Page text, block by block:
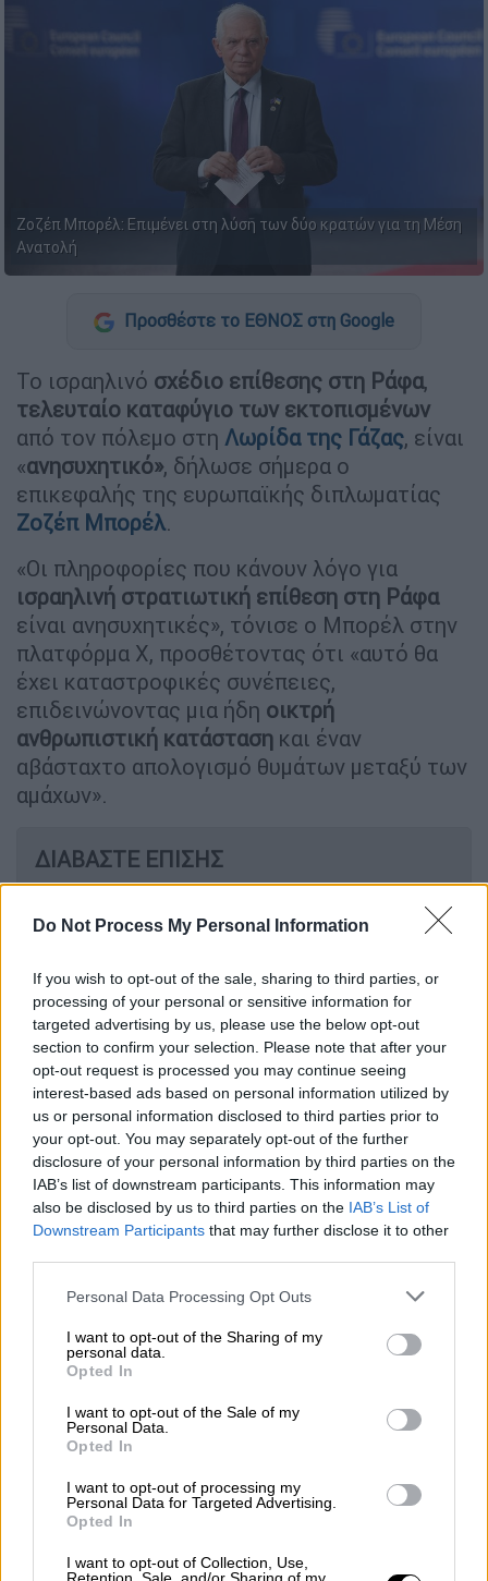
Do Not Process My Personal Information
If you wish to opt-out of the sale, sharing to third parties, or
processing of your personal or sensitive information for
targeted advertising by us, please use the below opt-out
section to confirm your selection. Please note that after your
opt-out request is processed you may continue seeing
interest-based ads based on personal information utilized by
us or personal information disclosed to third parties prior to
your opt-out. You may separately opt-out of the further
disclosure of your personal information by third parties on the
IAB’s list of downstream participants. This information may
also be disclosed by us to third parties on the IAB’s List of
Downstream Participants that may further disclose it to other
Please note that this website/app uses one or more Google
not limited to your visit or usage behaviour. You may click to
grant or deny consent to Google and its third-party tags to
use your data for below specified purposes in below Google
consent section.
Personal Data Processing Opt Outs
I want to opt-out of the Sharing of my
personal data.
Opted In
I want to opt-out of the Sale of my
Personal Data.
Opted In
I want to opt-out of processing my
Personal Data for Targeted Advertising.
Opted In
I want to opt-out of Collection, Use,
Ζοζέπ Μπορέλ: Επιμένει στη λύση των δύο κρατών για τη Μέση
Ανατολή
Προσθέστε το ΕΘΝΟΣ στη Google
Το ισραηλινό σχέδιο επίθεσης στη Ράφα,
τελευταίο καταφύγιο των εκτοπισμένων
από τον πόλεμο στη Λωρίδα της Γάζας, είναι
«ανησυχητικό», δήλωσε σήμερα ο
επικεφαλής της ευρωπαϊκής διπλωματίας
Ζοζέπ Μπορέλ.
«Οι πληροφορίες που κάνουν λόγο για
ισραηλινή στρατιωτική επίθεση στη Ράφα
είναι ανησυχητικές», τόνισε ο Μπορέλ στην
πλατφόρμα X, προσθέτοντας ότι «αυτό θα
έχει καταστροφικές συνέπειες,
επιδεινώνοντας μια ήδη οικτρή
ανθρωπιστική κατάσταση και έναν
αβάσταχτο απολογισμό θυμάτων μεταξύ των
αμάχων».
ΔΙΑΒΑΣΤΕ ΕΠΙΣΗΣ
Γάζα: Εντολή Νετανιάχου στον
κίνδυνο 1,3 εκατομ. Παλαιστίνιοι
Ο πρωθυπουργός του Ισραήλ απέρριψετην
Τετάρτη τοσχέδιο εκεχειρίαςπου πρότεινε
Χαμάς, υποστηρίζοντας πως η
συνθηκολόγηση με τους όρους του
παλαιστινιακού ισλαμιστικού κινήματος θα
οδηγούσε σε «νέα σφαγή» ανάλογη με εκείνη
της 7ης Οκτωβρίου. Παράλληλα οΜπενιαμίν
Νετανιάχουείπε ότι έδωσε εντολή στη
στρατιωτική ηγεσία
να «προετοιμάσει»
επιχείρηση στη Ράφα
, τη νοτιότερη πόλη της
Λωρίδας της Γάζας, εκτιμώντας ότι η τελική
νίκη επί της Χαμάς είναι «θέμα μηνών».
«Θέμα μηνών μια νέα σφαγή»
«Οι ηρωϊκοί στρατιώτες μας πολεμούν αυτήν
τη στιγμή στη Χαν Γιούνις, βασικό προπύργιο
της Χαμάς. Έχουμε διατάξει τις ισραηλινές